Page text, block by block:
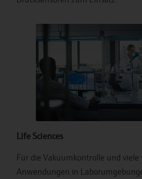
Life Sciences
Für die Vakuumkontrolle und viele
Anwendungen in